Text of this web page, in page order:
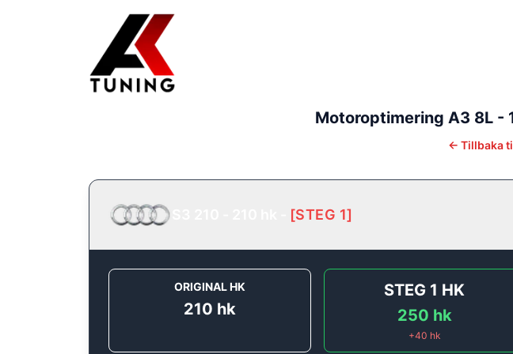
Motoroptimering A3 8L -
← Tillbaka
[STEG 1]
ORIGINAL HK
210 hk
STEG 1 HK
250 hk
+40 hk